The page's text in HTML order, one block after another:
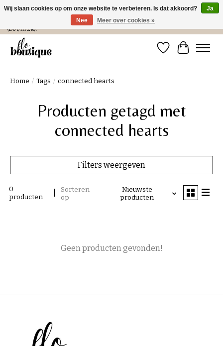
Verzending in NL € 4,99 en gratis bij een bestelling > € 100 of afhalen in de winkel
(Do t/m Za).
Verlanglijst
Home / Tags / connected hearts
Producten getagd met
connected hearts
Filters weergeven
0
producten
Sorteren
op
Nieuwste
producten
Geen producten gevonden!
Wij slaan cookies op om onze website te verbeteren. Is dat akkoord?
Ja
Nee
Meer over cookies »